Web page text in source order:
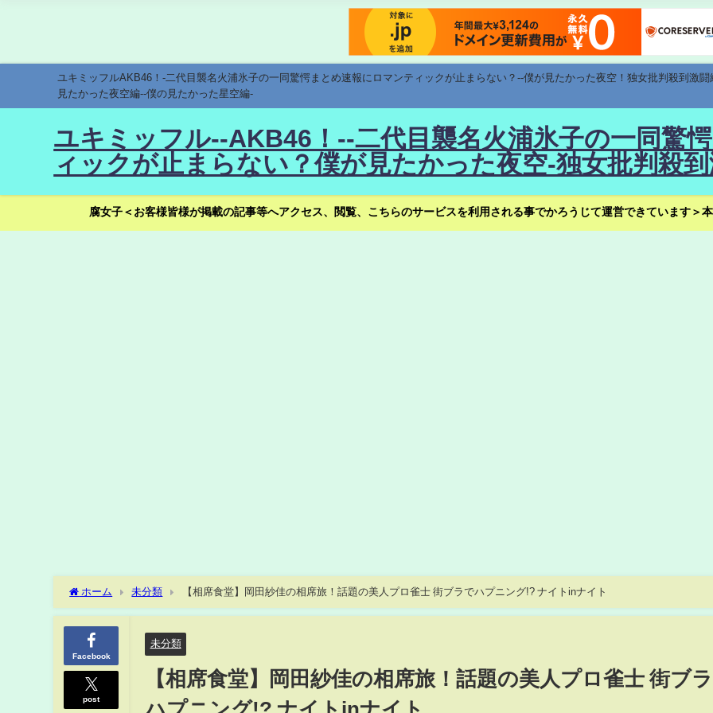
ユキミッフルAKB46！-二代目襲名火浦氷子の一同驚愕まとめ速報にロマンティックが止まらない？--僕が見たかった夜空！独女批判殺到激
見たかった夜空編--僕の見たかった星空編-
ユキミッフル--AKB46！--二代目襲名火浦氷子の一同驚
ィックが止まらない？僕が見たかった夜空-独女批判殺
腐女子＜お客様皆様が掲載の記事等へアクセス、閲覧、こちらのサービスを利用される事でかろうじて運営できています＞
ホーム 未分類 【相席食堂】岡田紗佳の相席旅！話題の美人プロ雀士 街ブラでハプニング!? ナイトinナイト
Facebook
post
未分類
【相席食堂】岡田紗佳の相席旅！話題の美人プロ雀士 街ブ